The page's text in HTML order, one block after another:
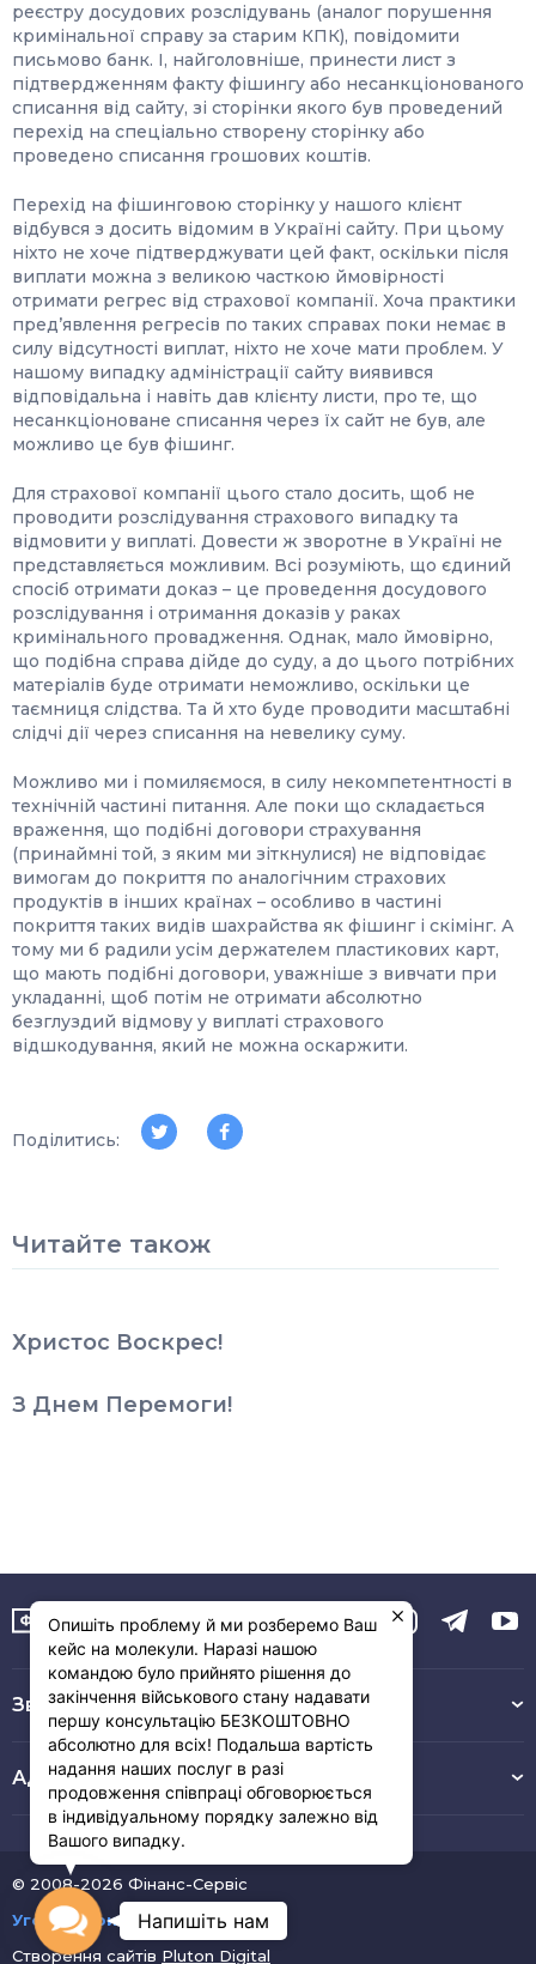
реєстру досудових розслідувань (аналог порушення
кримінальної справу за старим КПК), повідомити
письмово банк. І, найголовніше, принести лист з
підтвердженням факту фішингу або несанкціонованого
списання від сайту, зі сторінки якого був проведений
перехід на спеціально створену сторінку або
проведено списання грошових коштів.
Перехід на фішинговою сторінку у нашого клієнт
відбувся з досить відомим в Україні сайту. При цьому
ніхто не хоче підтверджувати цей факт, оскільки після
виплати можна з великою часткою ймовірності
отримати регрес від страхової компанії. Хоча практики
пред’явлення регресів по таких справах поки немає в
силу відсутності виплат, ніхто не хоче мати проблем. У
нашому випадку адміністрації сайту виявився
відповідальна і навіть дав клієнту листи, про те, що
несанкціоноване списання через їх сайт не був, але
можливо це був фішинг.
Для страхової компанії цього стало досить, щоб не
проводити розслідування страхового випадку та
відмовити у виплаті. Довести ж зворотне в Україні не
представляється можливим. Всі розуміють, що єдиний
спосіб отримати доказ – це проведення досудового
розслідування і отримання доказів у раках
кримінального провадження. Однак, мало ймовірно,
що подібна справа дійде до суду, а до цього потрібних
матеріалів буде отримати неможливо, оскільки це
таємниця слідства. Та й хто буде проводити масштабні
слідчі дії через списання на невелику суму.
Можливо ми і помиляємося, в силу некомпетентності в
технічній частині питання. Але поки що складається
враження, що подібні договори страхування
(принаймні той, з яким ми зіткнулися) не відповідає
вимогам до покриття по аналогічним страхових
продуктів в інших країнах – особливо в частині
покриття таких видів шахрайства як фішинг і скімінг. А
тому ми б радили усім держателем пластикових карт,
що мають подібні договори, уважніше з вивчати при
укладанні, щоб потім не отримати абсолютно
безглуздий відмову у виплаті страхового
відшкодування, який не можна оскаржити.
Поділитись:
Читайте також
Христос Воскрес!
З Днем Перемоги!
Зв’язок з нами :
Адреса
© 2008-2026 Фінанс-Сервіс
Угода користувача
Створення сайтів Pluton Digital
ContactНапишіть нам
Опишіть проблему й ми розберемо Ваш
кейс на молекули. Наразі нашою
командою було прийнято рішення до
закінчення військового стану надавати
першу консультацію БЕЗКОШТОВНО
абсолютно для всіх! Подальша вартість
надання наших послуг в разі
продовження співпраці обговорюється
в індивідуальному порядку залежно від
Вашого випадку.